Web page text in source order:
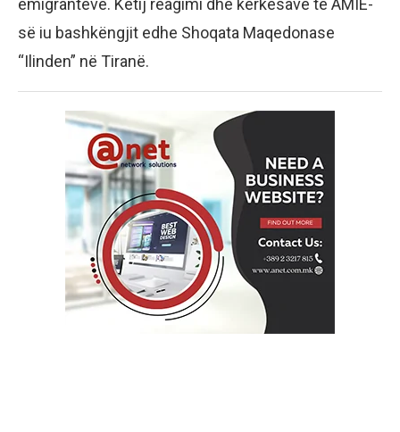
emigrantëve. Këtij reagimi dhe kërkesave të AMIE-
së iu bashkëngjit edhe Shoqata Maqedonase
“Ilinden” në Tiranë.